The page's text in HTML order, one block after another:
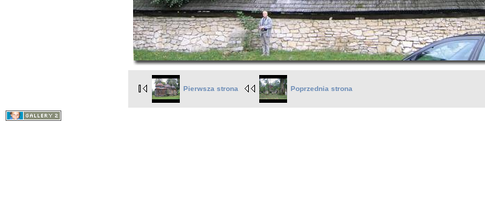
Pierwsza strona Poprzednia strona